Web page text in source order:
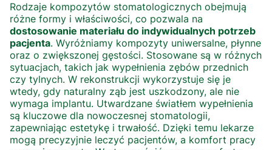
Rodzaje kompozytów stomatologicznych obejmują
różne formy i właściwości, co pozwala na
dostosowanie materiału do indywidualnych potrzeb
pacjenta. Wyróżniamy kompozyty uniwersalne, płynne
oraz o zwiększonej gęstości. Stosowane są w różnych
sytuacjach, takich jak wypełnienia zębów przednich
czy tylnych. W rekonstrukcji wykorzystuje się je
wtedy, gdy naturalny ząb jest uszkodzony, ale nie
wymaga implantu. Utwardzane światłem wypełnienia
są kluczowe dla nowoczesnej stomatologii,
zapewniając estetykę i trwałość. Dzięki temu lekarze
mogą precyzyjnie leczyć pacjentów, a komfort pracy